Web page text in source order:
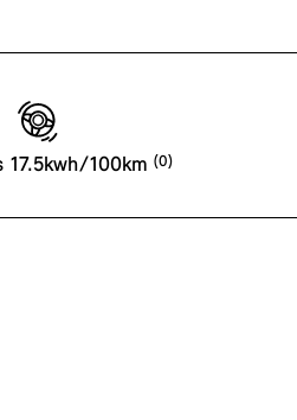
17.5kwh/100km